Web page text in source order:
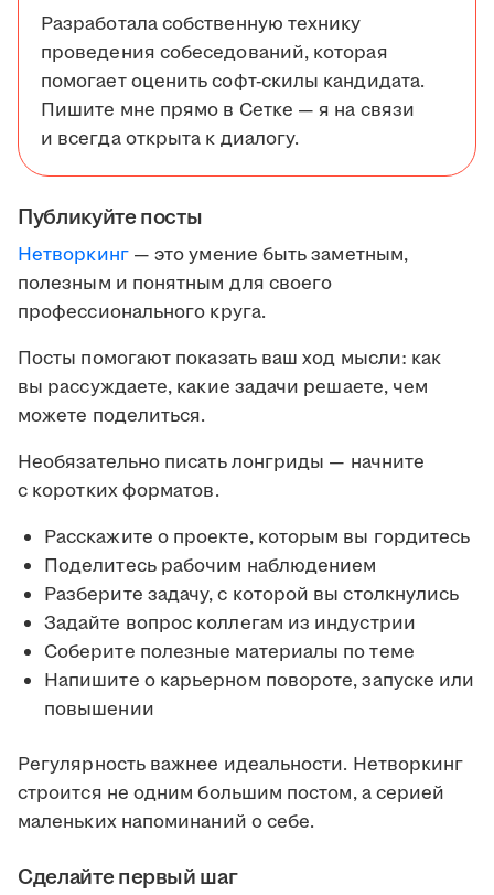
Разработала собственную технику
проведения собеседований, которая
помогает оценить софт-скилы кандидата.
Пишите мне прямо в Сетке — я на связи
и всегда открыта к диалогу.
Публикуйте посты
Нетворкинг— это умение быть заметным,
полезным и понятным для своего
профессионального круга.
Посты помогают показать ваш ход мысли: как
вы рассуждаете, какие задачи решаете, чем
можете поделиться.
Необязательно писать лонгриды — начните
с коротких форматов.
Расскажите о проекте, которым вы гордитесь
Поделитесь рабочим наблюдением
Разберите задачу, с которой вы столкнулись
Задайте вопрос коллегам из индустрии
Соберите полезные материалы по теме
Напишите о карьерном повороте, запуске или
повышении
Регулярность важнее идеальности. Нетворкинг
строится не одним большим постом, а серией
маленьких напоминаний о себе.
Сделайте первый шаг